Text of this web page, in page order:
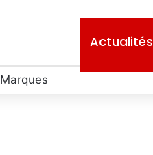
Actualités
Marques